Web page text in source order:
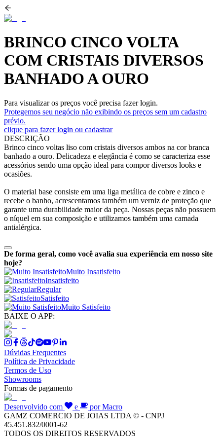
BRINCO CINCO VOLTA
COM CRISTAIS DIVERSOS
BANHADO A OURO
Para visualizar os preços você precisa fazer login.
Protegemos seu negócio não exibindo os preços sem um cadastro
prévio.
clique para fazer login ou cadastrar
DESCRIÇÃO
Brinco cinco voltas liso com cristais diversos ambos na cor branca
banhado a ouro. Delicadeza e elegância é como se caracteriza esse
acessórios sendo uma opção ideal para compor diversos looks e
ocasiões.
O material base consiste em uma liga metálica de cobre e zinco e
recebe o banho, acrescentamos também um verniz de proteção que
garante uma durabilidade maior da peça. Nossas peças não possuem
o níquel em sua composição e utilizamos também uma camada
antialérgica.
De forma geral, como você avalia sua experiência em nosso site
hoje?
Muito Insatisfeito
Insatisfeito
Regular
Satisfeito
Muito Satisfeito
BAIXE O APP:
Dúvidas Frequentes
Política de Privacidade
Termos de Uso
Showrooms
Formas de pagamento
Desenvolvido com e
por Macro
GAMZ COMERCIO DE JOIAS LTDA © - CNPJ
45.451.832/0001-62
TODOS OS DIREITOS RESERVADOS